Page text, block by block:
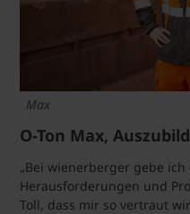
Max
O-Ton Max,
„Bei wienerberger gebe
Herausforderungen und
Toll, dass mir so vertraut